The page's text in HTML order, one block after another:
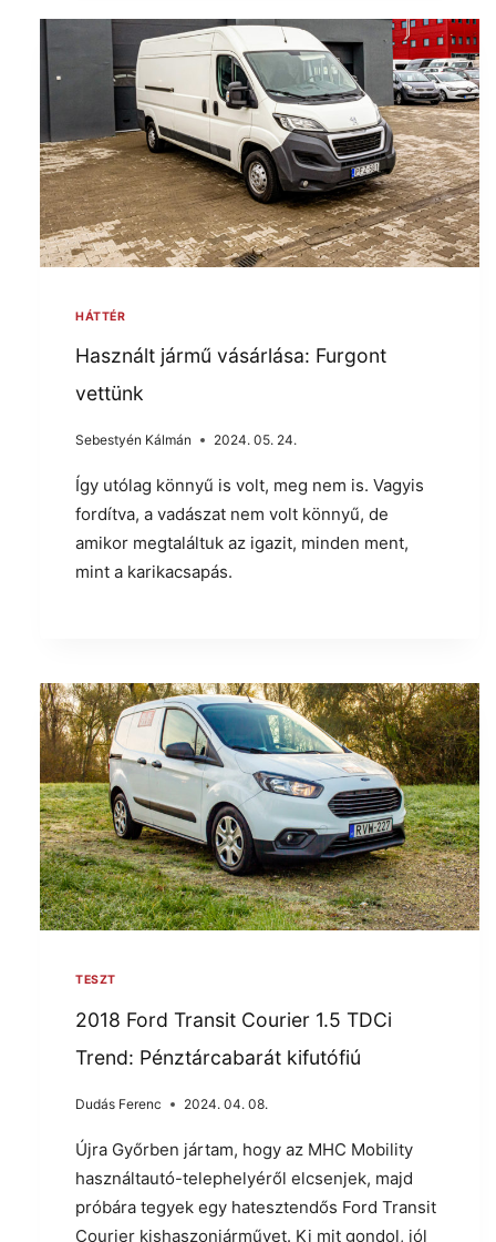
HÁTTÉR
Használt jármű vásárlása: Furgont
vettünk
Sebestyén Kálmán 2024. 05. 24.
Így utólag könnyű is volt, meg nem is. Vagyis
fordítva, a vadászat nem volt könnyű, de
amikor megtaláltuk az igazit, minden ment,
mint a karikacsapás.
TESZT
2018 Ford Transit Courier 1.5 TDCi
Trend: Pénztárcabarát kifutófiú
Dudás Ferenc 2024. 04. 08.
Újra Győrben jártam, hogy az MHC Mobility
használtautó-telephelyéről elcsenjek, majd
próbára tegyek egy hatesztendős Ford Transit
Courier kishaszonjárművet. Ki mit gondol, jól